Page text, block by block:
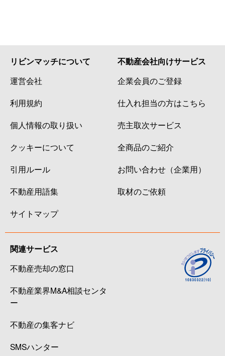
リビンマッチについて
運営会社
利用規約
個人情報の取り扱い
クッキーについて
引用ルール
不動産用語集
サイトマップ
不動産会社向けサービス
企業会員のご登録
仕入れ担当の方はこちら
売主取次サービス
全商品のご紹介
お問い合わせ（企業用）
取材のご依頼
関連サービス
不動産売却の窓口
不動産業界M&A相談センタ
ー
不動産の集客ナビ
SMSハンター